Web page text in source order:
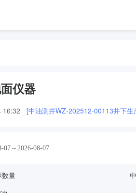
仪器
16:32 [中油测井WZ-202512-00113井下
07～2026-08-07
数量